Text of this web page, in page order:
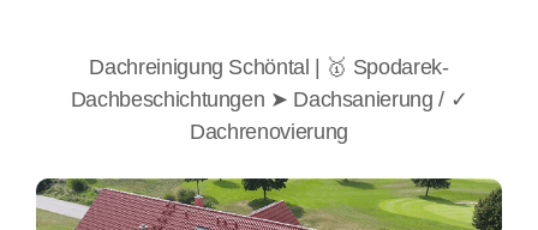
Dachreinigung Schöntal | 🥇 Spodarek-
Dachbeschichtungen ➤ Dachsanierung / ✓
Dachrenovierung